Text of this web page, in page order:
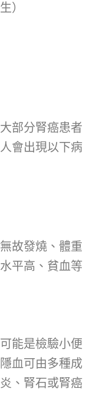
）
部分腎癌患者
會出現以下病
故發燒、體重
平高、貧血等
能是檢驗小便
血可由多種成
、腎石或腎癌